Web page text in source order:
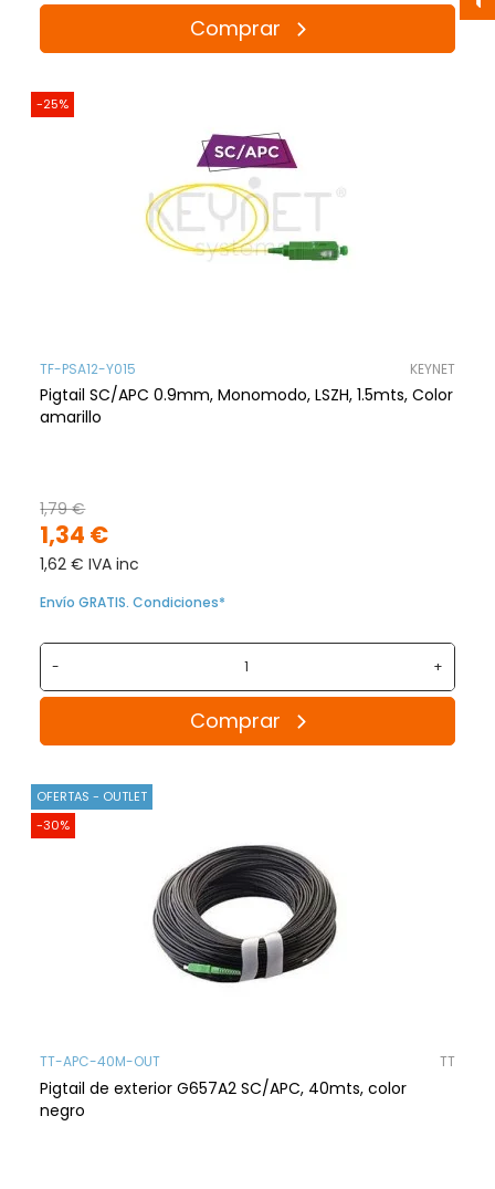
Comprar
-25%
TF-PSA12-Y015 KEYNET
Pigtail SC/APC 0.9mm, Monomodo, LSZH, 1.5mts, Color
amarillo
1,34 €
1,79 €
1,62 € IVA inc
Envío GRATIS. Condiciones*
- +
Comprar
OFERTAS - OUTLET
-30%
TT-APC-40M-OUT TT
Pigtail de exterior G657A2 SC/APC, 40mts, color
negro